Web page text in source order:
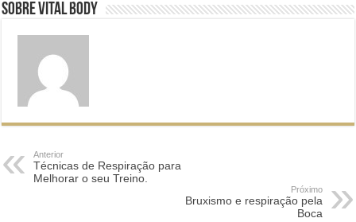
Sobre Vital Body
Anterior
Técnicas de Respiração para
Melhorar o seu Treino.
Próximo
Bruxismo e respiração pela
Boca